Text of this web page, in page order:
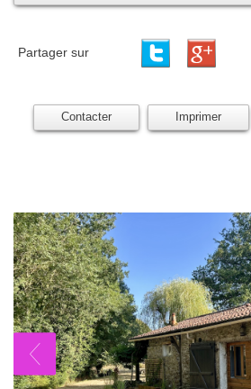
Partager sur
Contacter Imprimer